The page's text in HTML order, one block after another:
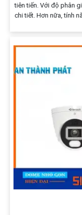
tiên tiến. Với độ phân
chi tiết. Hơn nữa, tính